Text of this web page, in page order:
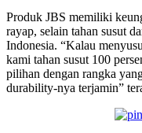
Produk JBS memiliki
rayap, selain tahan susut
Indonesia. “Kalau
kami tahan susut 100
pilihan dengan rangka
durability-nya terjamin”